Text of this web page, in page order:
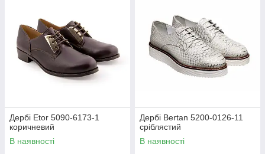
Дербі Etor 5090-6173-1
коричневий
В наявності
Дербі Bertan 5200-0126-11
сріблястий
В наявності